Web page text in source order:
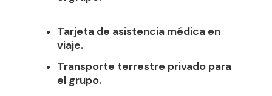
Tarjeta de asistencia médica en
viaje.
Transporte terrestre privado para
el grupo.